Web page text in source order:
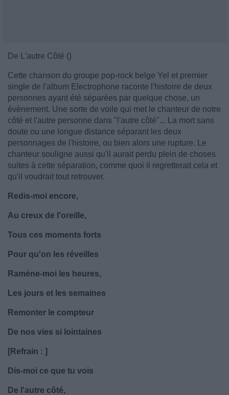
De L'autre Côté ()
Cette chanson du groupe pop-rock belge Yel et premier
single de l'album Electrophone raconte l'histoire de deux
personnes ayant été séparées par quelque chose, un
évènement. Une sorte de voile qui met le chanteur de notre
côté et l'autre personne dans "l'autre côté"... La mort sans
doute ou une longue distance séparant les deux
personnages de l'histoire, ou bien alors une rupture. Le
chanteur souligne aussi qu'il aurait perdu plein de choses
suites à cette séparation, comme quoi il regretterait cela et
qu'il voudrait tout retrouver.
Redis-moi encore,
Au creux de l'oreille,
Tous ces moments forts
Pour qu'on les réveilles
Ramène-moi les heures,
Les jours et les semaines
Remonter le compteur
De nos vies si lointaines
[Refrain : ]
Dis-moi ce que tu vois
De l'autre côté,